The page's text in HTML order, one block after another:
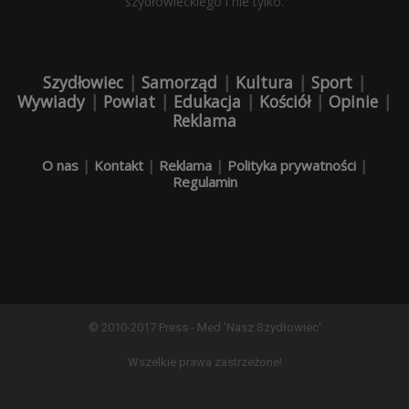
Szydłowiec | Samorząd | Kultura | Sport |
Wywiady| Powiat | Edukacja | Kościół| Opinie |
Reklama
O nas| Kontakt| Reklama| Polityka prywatności|
Regulamin
© 2010-2017 Press - Med 'Nasz Szydłowiec'
Wszelkie prawa zastrzeżone!